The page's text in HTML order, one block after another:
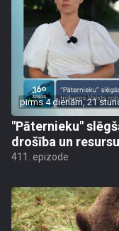
pirms 4 dienām, 21
"Pāternieku"
drošība un
411. epizode